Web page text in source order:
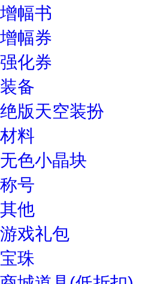
增幅书
增幅券
强化券
装备
绝版天空装扮
材料
无色小晶块
称号
其他
游戏礼包
宝珠